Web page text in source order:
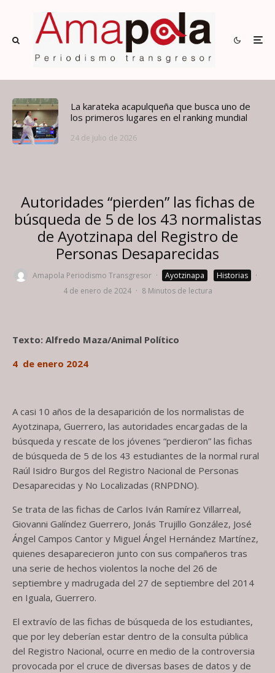
La karateka acapulqueña que busca uno de
los primeros lugares en el ranking mundial
24 de julio de 2026
Autoridades “pierden” las fichas de
búsqueda de 5 de los 43 normalistas
de Ayotzinapa del Registro de
Personas Desaparecidas
Amapola Periodismo Transgresor · Ayotzinapa Historias
·
4 de enero de 2024 · 8 Minutos de lectura
Texto: Alfredo Maza/Animal Político
4 de enero 2024
A casi 10 años de la desaparición de los normalistas de
Ayotzinapa, Guerrero, las autoridades encargadas de la
búsqueda y rescate de los jóvenes “perdieron” las fichas
de búsqueda de 5 de los 43 estudiantes de la normal rural
Raúl Isidro Burgos del Registro Nacional de Personas
Desaparecidas y No Localizadas (RNPDNO).
Se trata de las fichas de Carlos Iván Ramírez Villarreal,
Giovanni Galíndez Guerrero, Jonás Trujillo González, José
Ángel Campos Cantor y Miguel Ángel Hernández Martínez,
quienes desaparecieron junto con sus compañeros tras
una serie de hechos violentos la noche del 26 de
septiembre y madrugada del 27 de septiembre del 2014
en Iguala, Guerrero.
El extravío de las fichas de búsqueda de los estudiantes,
que por ley deberían estar dentro de la consulta pública
del Registro Nacional, ocurre en medio de la controversia
provocada por el cruce de diversas bases de datos y de